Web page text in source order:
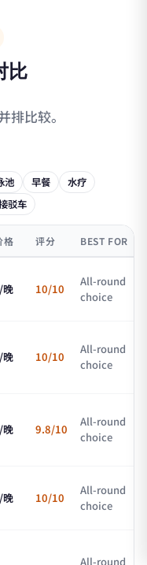
比
排比较。
池 早餐
水疗
驳车
格 评分 BEST FOR
10/10
All-round
choice
10/10
All-round
choice
9.8/10
All-round
choice
10/10
All-round
choice
All-round